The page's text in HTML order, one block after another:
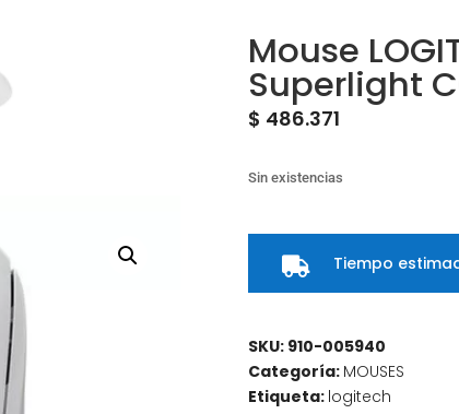
Mouse
Superlight
$ 486.371
Sin existencias
 Tiempo
SKU: 910-005940
Categoría: MOUSES
Etiqueta: logitech